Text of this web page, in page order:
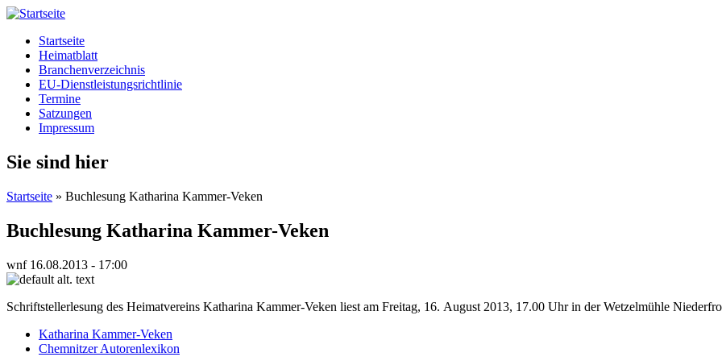
Startseite
Heimatblatt
Branchenverzeichnis
EU-Dienstleistungsrichtlinie
Termine
Satzungen
Impressum
Sie sind hier
Startseite » Buchlesung Katharina Kammer-Veken
Buchlesung Katharina Kammer-Veken
wnf16.08.2013 - 17:00
Schriftsteller­lesung des Heimatvereins Katharina Kammer-Veken liest am Freitag, 16. August 2013, 17.00 Uhr in der Wetzelmühle
Katharina Kammer-Veken
Chemnitzer Autorenlexikon